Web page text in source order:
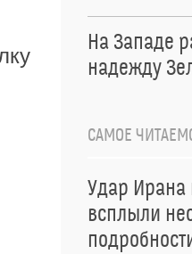
На Западе
надежду
САМОЕ
Удар Ирана
всплыли